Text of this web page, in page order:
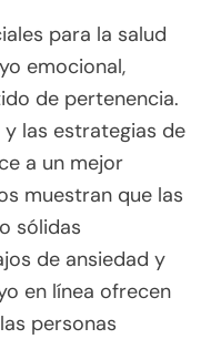
para la salud
emocional,
de pertenencia.
las estrategias de
a un mejor
muestran que las
sólidas
de ansiedad y
en línea ofrecen
personas